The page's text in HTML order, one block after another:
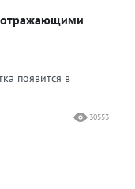
появится в
30553